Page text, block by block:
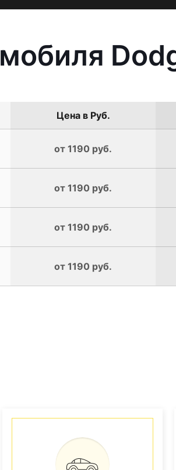
Цена в Руб.
от 1190 руб.
от 1190 руб.
от 1190 руб.
от 1190 руб.